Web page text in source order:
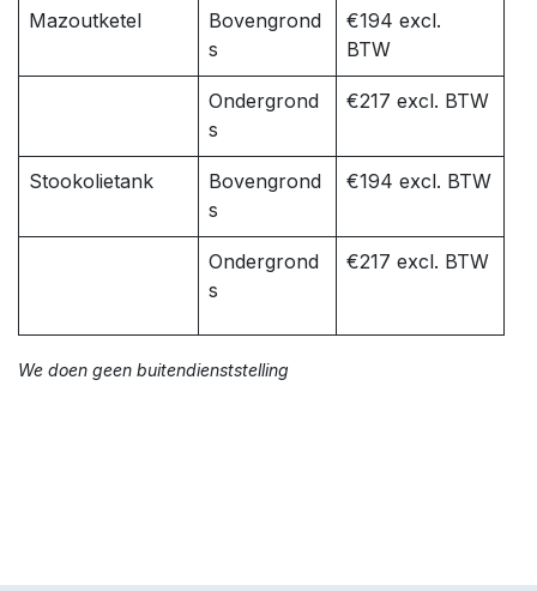
Mazoutketel
Bovengrond
s
€194 excl.
BTW
Ondergrond
s
€217 excl. BTW
Stookolietank
Bovengrond
s
€194 excl. BTW
Ondergrond
s
€217 excl. BTW
We doen geen buitendienststelling